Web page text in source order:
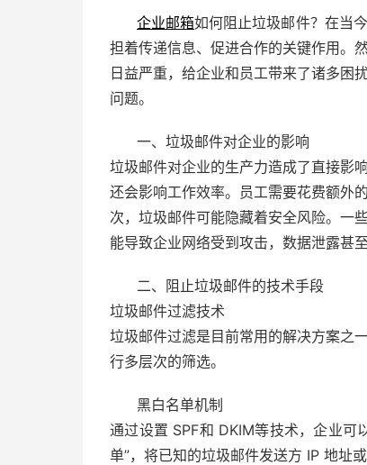
企业邮箱如何阻止垃圾邮件？在当
担着传递信息、促进合作的关键作用。
日益严重，给企业和员工带来了诸多困
问题。
一、垃圾邮件对企业的影响
垃圾邮件对企业的生产力造成了直接影
还会影响工作效率。员工需要花费额外
次，垃圾邮件可能隐藏着安全风险。一
能导致企业网络受到攻击，数据泄露甚至
二、阻止垃圾邮件的技术手段
垃圾邮件过滤技术
垃圾邮件过滤是目前常用的解决方案之
行多层次的筛选。
黑白名单机制
通过设置 SPF和 DKIM等技术，企业可
单”，将已知的垃圾邮件发送方 IP 地址或